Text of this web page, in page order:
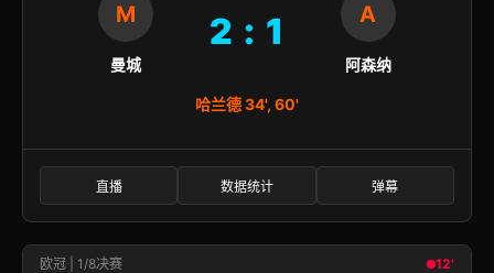
M
曼城
2 : 1 A
阿森纳
哈兰德 34', 60'
直播 数据统计 弹幕
欧冠 | 1/8决赛 12'